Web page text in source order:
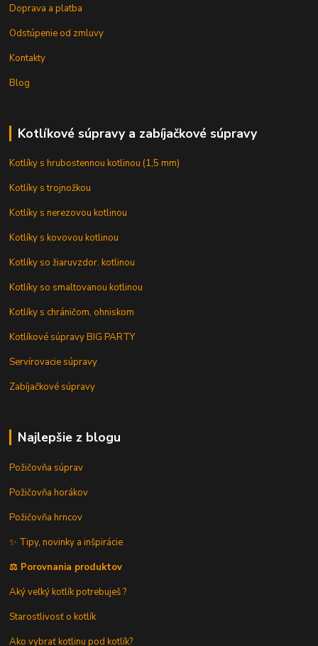
Doprava a platba
Odstúpenie od zmluvy
Kontakty
Blog
Kotlíkové súpravy a zabíjačkové súpravy
Kotlíky s hrubostennou kotlinou (1,5 mm)
Kotlíky s trojnožkou
Kotlíky s nerezovou kotlinou
Kotlíky s kovovou kotlinou
Kotlíky so žiaruvzdor. kotlinou
Kotlíky so smaltovanou kotlinou
Kotlíky s chráničom, ohniskom
Kotlíkové súpravy BIG PARTY
Servírovacie súpravy
Zabíjačkové súpravy
Najlepšie z blogu
Požičovňa súprav
Požičovňa horákov
Požičovňa hrncov
✨ Tipy, novinky a inšpirácie
⚖️ Porovnania produktov
Aký veľký kotlík potrebuješ ?
Starostlivosť o kotlík
Ako vybrať kotlinu pod kotlík?